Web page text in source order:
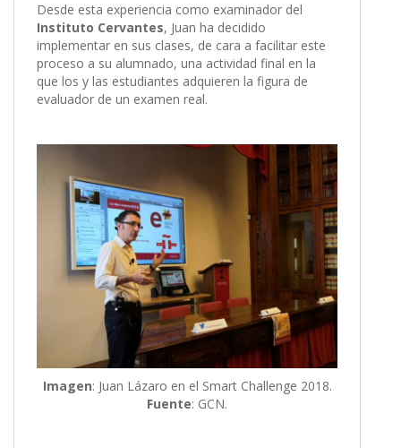
Desde esta experiencia como examinador del
Instituto Cervantes, Juan ha decidido
implementar en sus clases, de cara a facilitar este
proceso a su alumnado, una actividad final en la
que los y las estudiantes adquieren la figura de
evaluador de un examen real.
Imagen: Juan Lázaro en el Smart Challenge 2018.
Fuente: GCN.